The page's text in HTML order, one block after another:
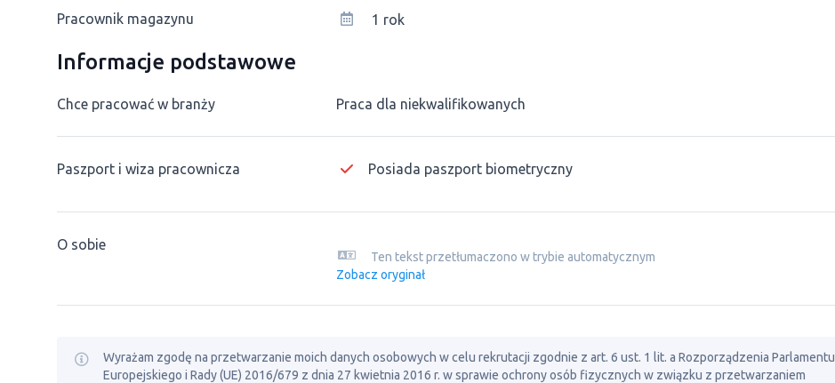
Рracownik magazynu 1 rok
Informacje podstawowe
Chce pracować w branży Praca dla niekwalifikowanych
Paszport i wiza pracownicza Posiada paszport biometryczny
O sobie
Ten tekst przetłumaczono w trybie automatycznym
Zobacz oryginał
Wyrażam zgodę na przetwarzanie moich danych osobowych w celu rekrutacji zgodnie z art. 6 ust. 1 lit. a Rozporządzenia Parlamentu
Europejskiego i Rady (UE) 2016/679 z dnia 27 kwietnia 2016 r. w sprawie ochrony osób fizycznych w związku z przetwarzaniem